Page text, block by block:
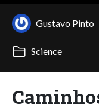
Gustavo Pinto
Science